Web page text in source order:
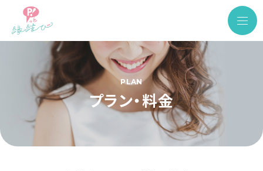
PLAN
プラン・料金